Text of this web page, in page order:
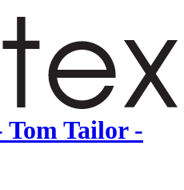
Tom Tailor -